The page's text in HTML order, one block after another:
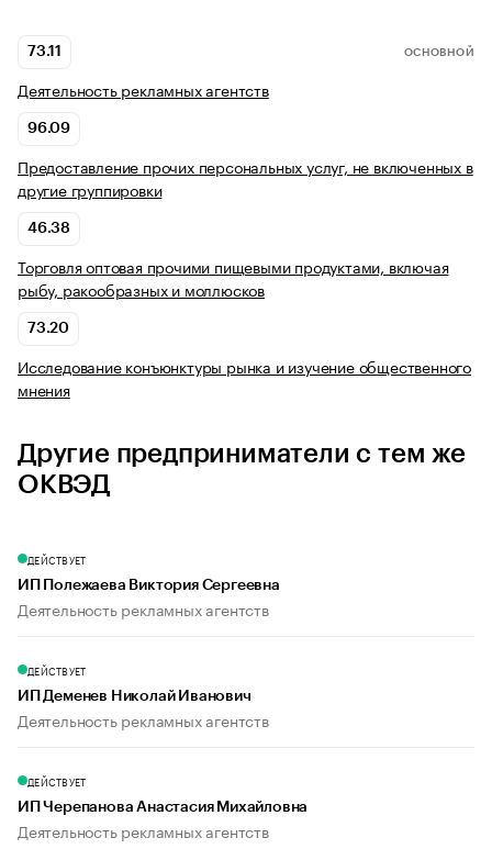
73.11 ОСНОВНОЙ
Деятельность рекламных агентств
96.09
Предоставление прочих персональных услуг, не включенных в
другие группировки
46.38
Торговля оптовая прочими пищевыми продуктами, включая
рыбу, ракообразных и моллюсков
73.20
Исследование конъюнктуры рынка и изучение общественного
мнения
Другие предприниматели с тем же
ОКВЭД
ДЕЙСТВУЕТ
ИП Полежаева Виктория Сергеевна
Деятельность рекламных агентств
ДЕЙСТВУЕТ
ИП Деменев Николай Иванович
Деятельность рекламных агентств
ДЕЙСТВУЕТ
ИП Черепанова Анастасия Михайловна
Деятельность рекламных агентств